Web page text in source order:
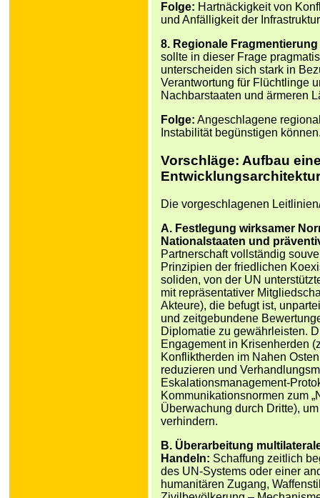
Folge: Hartnäckigkeit von
und Anfälligkeit der
8. Regionale
sollte in dieser Frage
unterscheiden sich stark in
Verantwortung für Flüchtlinge
Nachbarstaaten und ärmeren
Folge: Angeschlagene
Instabilität begünstigen
Vorschläge: Aufbau
Entwicklungsarchitektur
Die vorgeschlagenen
A. Festlegung wirksamer
Nationalstaaten und
Partnerschaft vollständig
Prinzipien der friedlichen
soliden, von der UN
mit repräsentativer
Akteure), die befugt ist,
und zeitgebundene
Diplomatie zu gewährleisten.
Engagement in Krisenherden
Konfliktherden im Nahen
reduzieren und
Eskalationsmanagement-
Kommunikationsnormen zum
Überwachung durch Dritte),
verhindern.
B. Überarbeitung
Handeln: Schaffung zeitlich
des UN-Systems oder einer
humanitären Zugang,